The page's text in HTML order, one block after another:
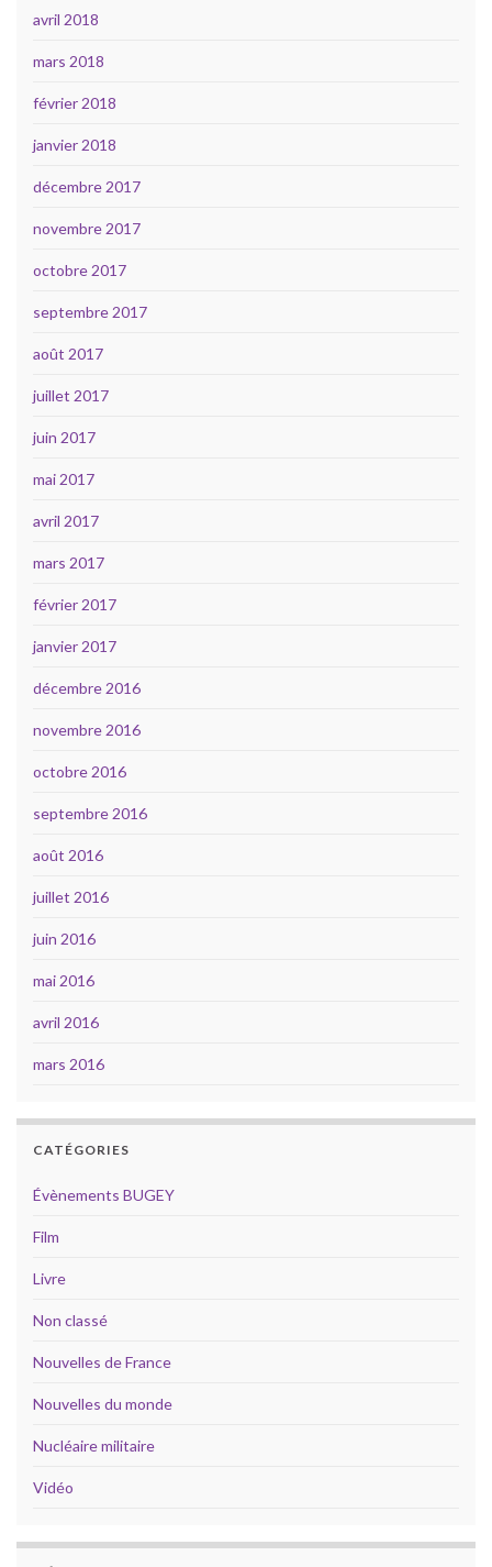
avril 2018
mars 2018
février 2018
janvier 2018
décembre 2017
novembre 2017
octobre 2017
septembre 2017
août 2017
juillet 2017
juin 2017
mai 2017
avril 2017
mars 2017
février 2017
janvier 2017
décembre 2016
novembre 2016
octobre 2016
septembre 2016
août 2016
juillet 2016
juin 2016
mai 2016
avril 2016
mars 2016
CATÉGORIES
Évènements BUGEY
Film
Livre
Non classé
Nouvelles de France
Nouvelles du monde
Nucléaire militaire
Vidéo